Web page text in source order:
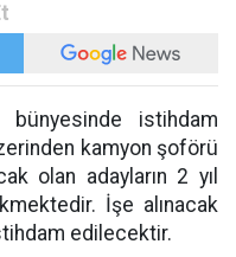
istihdam
kamyon şoförü
olan adayların 2 yıl
İşe alınacak
edilecektir.